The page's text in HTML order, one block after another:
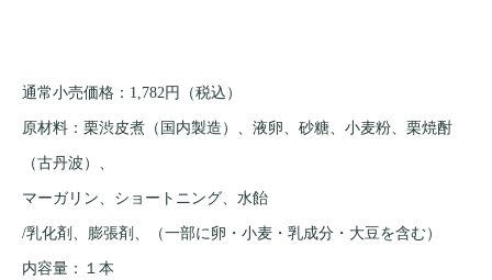
通常小売価格：1,782円（税込）
原材料：栗渋皮煮（国内製造）、液卵、砂糖、小麦粉、栗焼酎
（古丹波）、
マーガリン、ショートニング、水飴
/乳化剤、膨張剤、（一部に卵・小麦・乳成分・大豆を含む）
内容量：１本